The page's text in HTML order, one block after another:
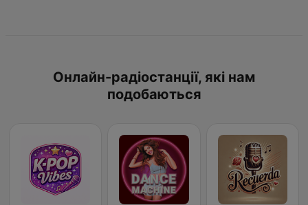
Онлайн-радіостанції, які нам
подобаються